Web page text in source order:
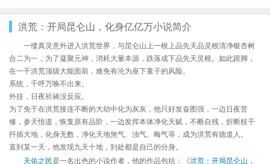
洪荒：开局昆仑山，化身亿亿万小说简介
一缕真灵意外进入洪荒世界，与昆仑山上一根上品先天品灵根清净银杏树
合二为一，为了凝聚元神，消耗大量本源，跌落成下品先天灵根。如此跟脚，
在一干洪荒顶级大能面前，难免有沦为座下童子的风险。
系统，千呼万唤不出来。
外挂，日夜祈祷没反应。
为了免于在洪荒接连不断的大劫中化为灰灰，他只好发奋图强，一边日夜苦
修，参天悟道，恢复原有品阶，一边发挥本体净化天赋，不断自残，折断枝干
扦插大地，化身无数，净化天地煞气、浊气、晦气等，成为洪荒有德道人。
直到某一天，他发现九天十地，到处都是自己的分身。
天佑之民是一名出色的小说作者，他的作品包括：《洪荒：开局昆仑山，